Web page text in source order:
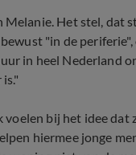
Het stel, dat
"in de
in heel Nederland
bij het idee
hiermee jonge